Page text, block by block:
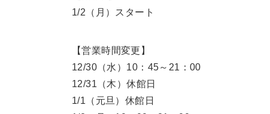
1/2（月）スタート
【営業時間変更】
12/30（水）10：45～21：00
12/31（木）休館日
1/1（元旦）休館日